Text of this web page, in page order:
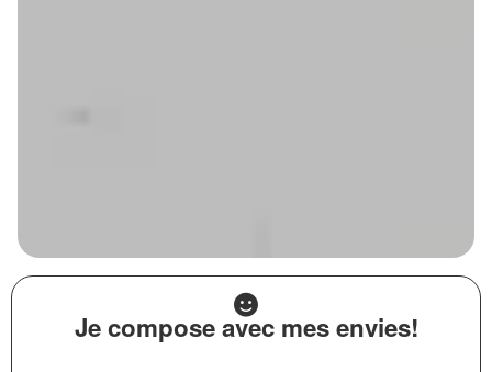
Je compose avec mes envies!